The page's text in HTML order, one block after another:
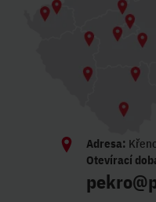
Adresa:
Otevírací